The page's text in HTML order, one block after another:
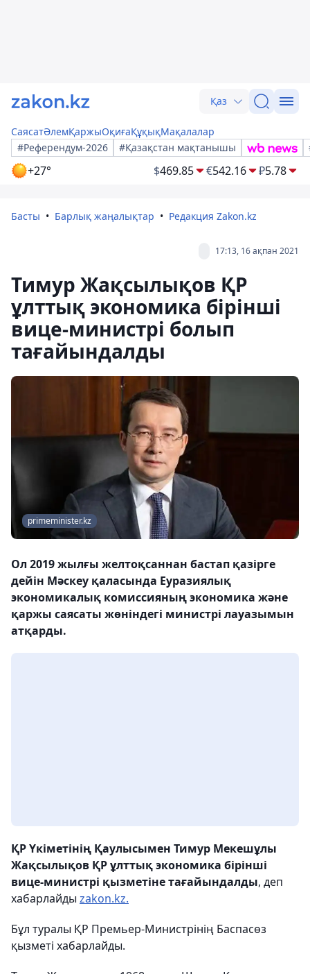
Қаз
СаясатӘлемҚаржыОқиғаҚұқықМақалалар
#Референдум-2026
#Қазақстан мақтанышы
+27° $469.85 €542.16 ₽5.78
Басты Барлық жаңалықтар Редакция Zakon.kz
17:13, 16 ақпан 2021
Тимур Жақсылықов ҚР
ұлттық экономика бірінші
вице-министрі болып
тағайындалды
primeminister.kz
Ол 2019 жылғы желтоқсаннан бастап қазірге
дейін Мәскеу қаласында Еуразиялық
экономикалық комиссияның экономика және
қаржы саясаты жөніндегі министрі лауазымын
атқарды.
ҚР Үкіметінің Қаулысымен Тимур Мекешұлы
Жақсылықов ҚР ұлттық экономика бірінші
вице-министрі қызметіне тағайындалды, деп
хабарлайды zakon.kz.
Бұл туралы ҚР Премьер-Министрінің Баспасөз
қызметі хабарлайды.